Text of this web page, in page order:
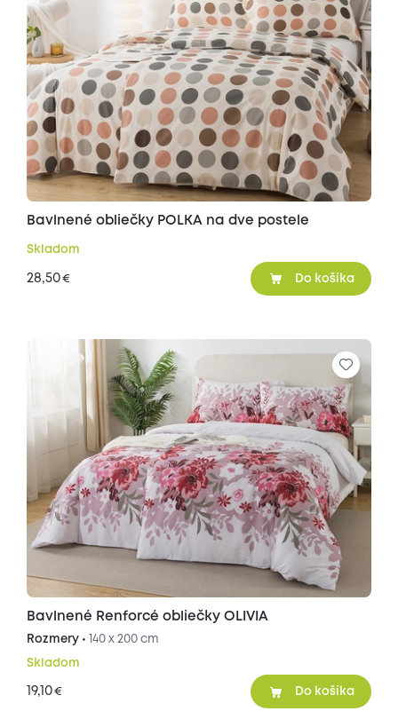
Bavlnené obliečky POLKA na dve postele
Skladom
28,50€ Do košíka
Bavlnené Renforcé obliečky OLIVIA
Rozmery • 140 x 200 cm
Skladom
19,10€ Do košíka